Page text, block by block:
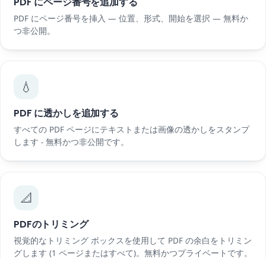
PDF にページ番号を挿入 — 位置、形式、開始を選択 — 無料か
つ非公開。
💧
PDF に透かしを追加する
すべての PDF ページにテキストまたは画像の透かしをスタンプ
します - 無料かつ非公開です。
📐
PDFのトリミング
視覚的なトリミング ボックスを使用して PDF の余白をトリミン
グします (1 ページまたはすべて)。無料​​かつプライベートです。